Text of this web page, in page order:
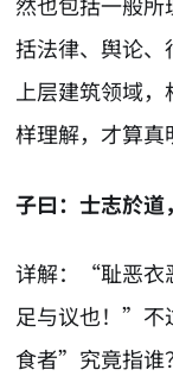
括法律、舆论
上层建筑领域
样理解，才算
子曰：士志於道
详解：“耻恶
足与议也！”不
食者”究竟指谁